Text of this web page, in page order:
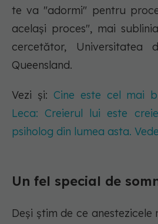
te va "adormi" pentru
același proces", mai
cercetător, Universitatea
Queensland.
Vezi și: Cine este cel mai
Leca: Creierul lui este
psiholog din lumea asta.
Un fel special de
Deși știm de ce